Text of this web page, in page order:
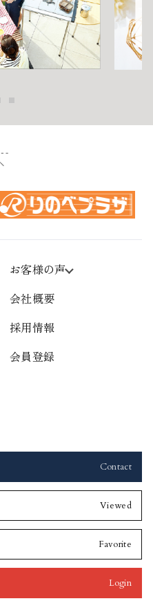
お客様の声
会社概要
採用情報
会員登録
Contact
Viewed
Favorite
Login